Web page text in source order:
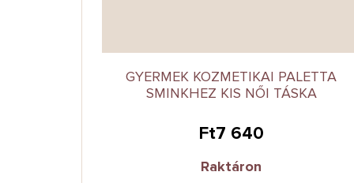
GYERMEK KOZMETIKAI PALETTA
SMINKHEZ KIS NŐI TÁSKA
Ft7 640
Raktáron